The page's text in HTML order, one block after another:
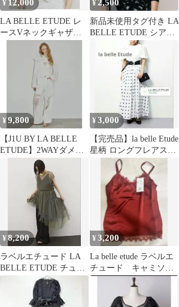
¥ 12,000
LA BELLE ETUDE レ
ースVネックギャザー
フリル付け衿
¥2,500
新品未使用タグ付き LA
BELLE ETUDE シアー
ボリュームパフ袖ニッ
¥9,800
【J1U BY LA BELLE
ETUDE】2WAYダメー
ジデニム【タグ付き】
¥3,000
【完売品】la belle Etude
星柄 ロングフレアスカ
ート ウエストゴム
¥8,200
ラベルエチュード LA
BELLE ETUDE チュー
ルトップス Fサイズ
¥3,200
La belle etude ラベルエ
チュード キャミソー